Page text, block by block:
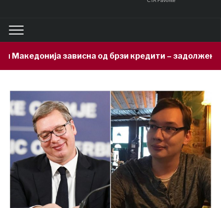
од брзи кредити – задолжени 333 милиони евра